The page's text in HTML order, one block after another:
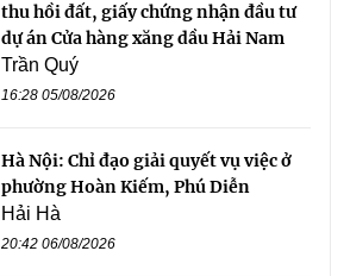
thu hồi đất, giấy chứng nhận đầu tư
dự án Cửa hàng xăng dầu Hải Nam
Trần Quý
16:28 05/08/2026
Hà Nội: Chỉ đạo giải quyết vụ việc ở
phường Hoàn Kiếm, Phú Diễn
Hải Hà
20:42 06/08/2026